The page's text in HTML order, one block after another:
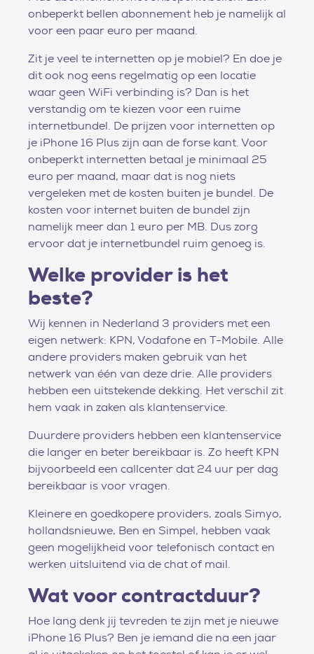
onbeperkt bellen abonnement heb je namelijk al
voor een paar euro per maand.
Zit je veel te internetten op je mobiel? En doe je
dit ook nog eens regelmatig op een locatie
waar geen WiFi verbinding is? Dan is het
verstandig om te kiezen voor een ruime
internetbundel. De prijzen voor internetten op
je iPhone 16 Plus zijn aan de forse kant. Voor
onbeperkt internetten betaal je minimaal 25
euro per maand, maar dat is nog niets
vergeleken met de kosten buiten je bundel. De
kosten voor internet buiten de bundel zijn
namelijk meer dan 1 euro per MB. Dus zorg
ervoor dat je internetbundel ruim genoeg is.
Welke provider is het
beste?
Wij kennen in Nederland 3 providers met een
eigen netwerk: KPN, Vodafone en T-Mobile. Alle
andere providers maken gebruik van het
netwerk van één van deze drie. Alle providers
hebben een uitstekende dekking. Het verschil zit
hem vaak in zaken als klantenservice.
Duurdere providers hebben een klantenservice
die langer en beter bereikbaar is. Zo heeft KPN
bijvoorbeeld een callcenter dat 24 uur per dag
bereikbaar is voor vragen.
Kleinere en goedkopere providers, zoals Simyo,
hollandsnieuwe, Ben en Simpel, hebben vaak
geen mogelijkheid voor telefonisch contact en
werken uitsluitend via de chat of mail.
Wat voor contractduur?
Hoe lang denk jij tevreden te zijn met je nieuwe
iPhone 16 Plus? Ben je iemand die na een jaar